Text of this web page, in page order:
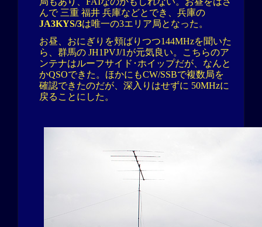
んで 三重 福井 兵庫などとでき、兵庫の
JA3KYS/3は唯一の3エリア局となった。
お昼、おにぎりを頬ばりつつ144MHzを聞いた
ら、群馬の JH1PVJ/1が元気良い。こちらのア
ンテナはルーフサイド･ホイップだが、なんと
かQSOできた。ほかにもCW/SSBで複数局を
確認できたのだが、深入りはせずに 50MHzに
戻ることにした。